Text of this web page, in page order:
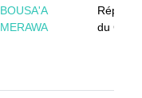
BOUSA'A
MERAWA
du